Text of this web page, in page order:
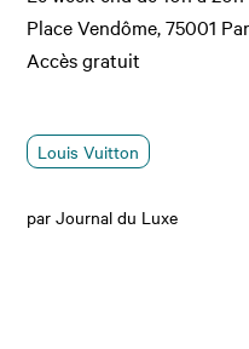
Place Vendôme, 75001
Accès gratuit
Louis Vuitton
par Journal du Luxe